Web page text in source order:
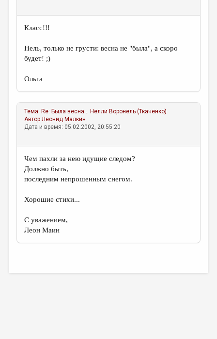
Класс!!!
Нель, только не грусти: весна не "была", а скоро
будет! ;)
Ольга
Тема: Re: Была весна… Нелли Воронель (Ткаченко)
АвторЛеонид Малкин
Дата и время: 05.02.2002, 20:55:20
Чем пахли за нею идущие следом?
Должно быть,
последним непрошенным снегом.
Хорошие стихи...
С уважением,
Леон Маин